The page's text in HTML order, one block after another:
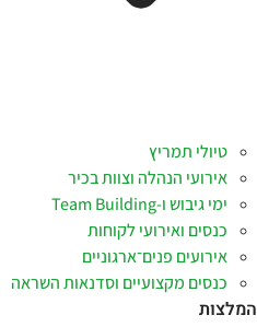
טיולי תמריץ
אירועי הנהלה וצוות בכיר
ימי גיבוש ו-Team Building
כנסים ואירועי לקוחות
אירועים פנים־ארגוניים
כנסים מקצועיים וסדנאות השראה
המלצות